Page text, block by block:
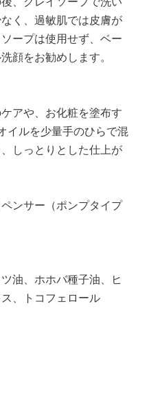
く、過敏肌では皮膚が
ープは使用せず、ベー
顔をお勧めします。
アや、お化粧を塗布す
イルを少量手のひらで混
しっとりとした仕上が
ンサー（ポンプタイプ
油、ホホバ種子油、ヒ
、トコフェロール